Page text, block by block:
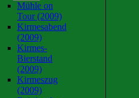
Mühle on
Tour (2009)
Kirmesabend
(2009)
Kirmes-
Bierstand
(2009)
Kirmeszug
(2009)